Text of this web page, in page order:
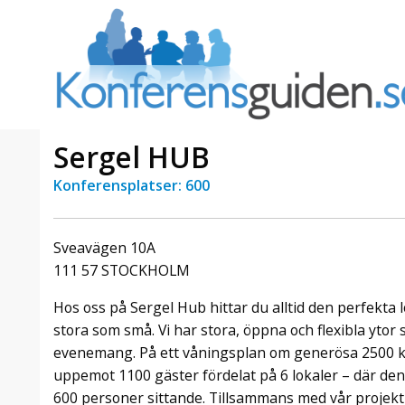
Sergel HUB
Konferensplatser: 600
Sveavägen 10A
111 57 STOCKHOLM
Hos oss på Sergel Hub hittar du alltid den perfekta
stora som små. Vi har stora, öppna och flexibla ytor
evenemang. På ett våningsplan om generösa 2500
uppemot 1100 gäster fördelat på 6 lokaler – där
600 personer sittande. Tillsammans med vår
av att
här är
Erbjudande från Sheraton
Julerbjudande
Välkommen att fira in julen
november och 19 december
förvandlar vi våra lokaler till en
stämningsfull mötesplats där
hantverk, tradi ...